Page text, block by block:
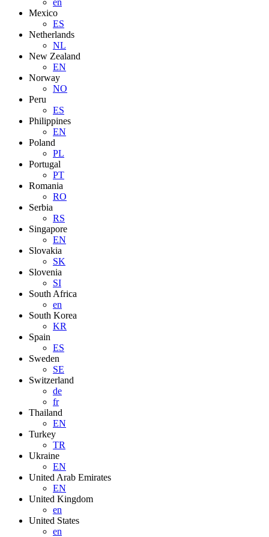
en
Mexico
ES
Netherlands
NL
New Zealand
EN
Norway
NO
Peru
ES
Philippines
EN
Poland
PL
Portugal
PT
Romania
RO
Serbia
RS
Singapore
EN
Slovakia
SK
Slovenia
SI
South Africa
en
South Korea
KR
Spain
ES
Sweden
SE
Switzerland
de
fr
Thailand
EN
Turkey
TR
Ukraine
EN
United Arab Emirates
EN
United Kingdom
en
United States
en